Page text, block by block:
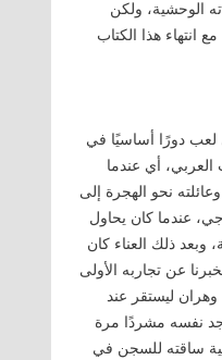
الوحشية، ولكن
انتهاء هذا الكتاب
لعب دورًا أساسيًا في
العربي، أي عندما
1945م، فدفع ذلك محمد شكري وعائلته نحو الهجرة إلى
عندما كان يحاول
ذلك العناء كان
عن تجاربه الأولى
ليستقر عند
وجد نفسه مشردًا مرة
ساقته للسجن في